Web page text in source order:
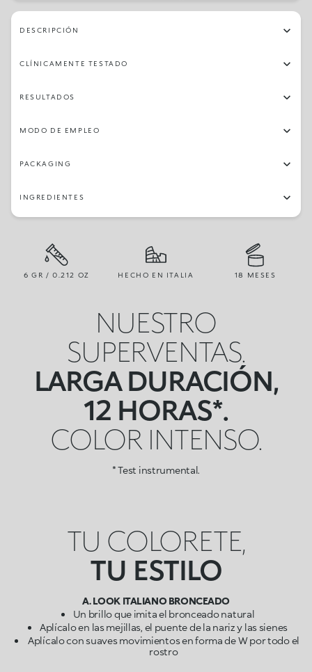
DESCRIPCIÓN
CLÍNICAMENTE TESTADO
RESULTADOS
MODO DE EMPLEO
PACKAGING
INGREDIENTES
6 GR / 0.212 OZ HECHO EN ITALIA 18 MESES
NUESTRO
SUPERVENTAS.
LARGA DURACIÓN,
12 HORAS*.
COLOR INTENSO.
* Test instrumental.
TU COLORETE,
TU ESTILO
A. LOOK ITALIANO BRONCEADO
Un brillo que imita el bronceado natural
Aplícalo en las mejillas, el puente de la nariz y las sienes
Aplícalo con suaves movimientos en forma de W por todo el
rostro